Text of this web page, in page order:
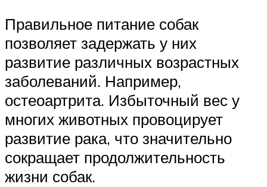
Правильное питание собак
позволяет задержать у них
развитие различных возрастных
заболеваний. Например,
остеоартрита. Избыточный вес у
многих животных провоцирует
развитие рака, что значительно
сокращает продолжительность
жизни собак.